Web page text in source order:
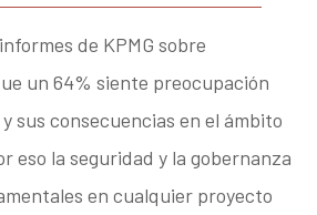
de KPMG sobre
un 64% siente preocupación
sus consecuencias en el ámbito
eso la seguridad y la gobernanza
en cualquier proyecto